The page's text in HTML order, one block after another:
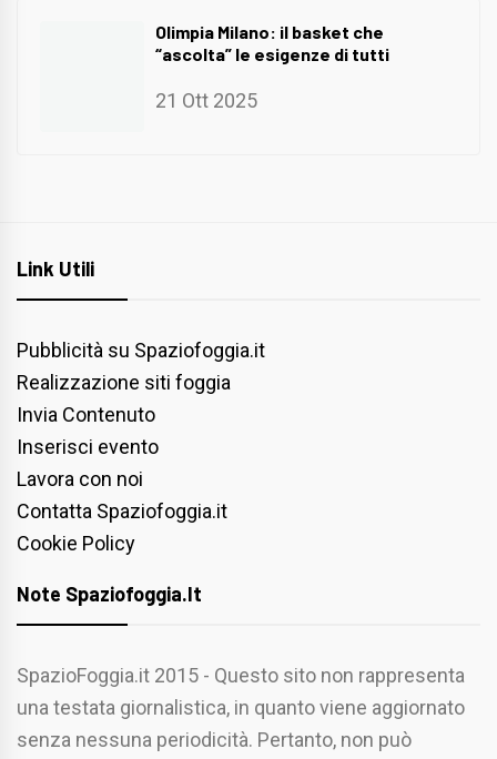
Olimpia Milano: il basket che
“ascolta” le esigenze di tutti
21 Ott 2025
Link Utili
Pubblicità su Spaziofoggia.it
Realizzazione siti foggia
Invia Contenuto
Inserisci evento
Lavora con noi
Contatta Spaziofoggia.it
Cookie Policy
Note Spaziofoggia.it
SpazioFoggia.it 2015 - Questo sito non rappresenta
una testata giornalistica, in quanto viene aggiornato
senza nessuna periodicità. Pertanto, non può